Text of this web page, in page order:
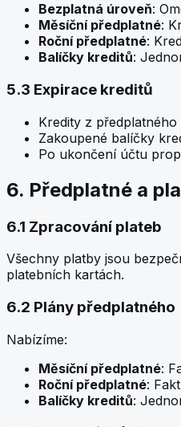
Bezplatná úroveň:
Měsíční předplatné:
Roční předplatné:
Balíčky kreditů:
5.3 Expirace kreditů
Kredity z
Zakoupené balíčky
Po ukončení účtu
6. Předplatné a
6.1 Zpracování plateb
Všechny platby jsou
platebních kartách.
6.2 Plány předplatného
Nabízíme:
Měsíční předplatné:
Roční předplatné:
Balíčky kreditů: